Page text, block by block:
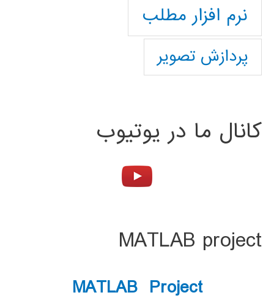
نرم افزار مطلب
پردازش تصویر
کانال ما در یوتیوب
MATLAB project
MATLAB Project